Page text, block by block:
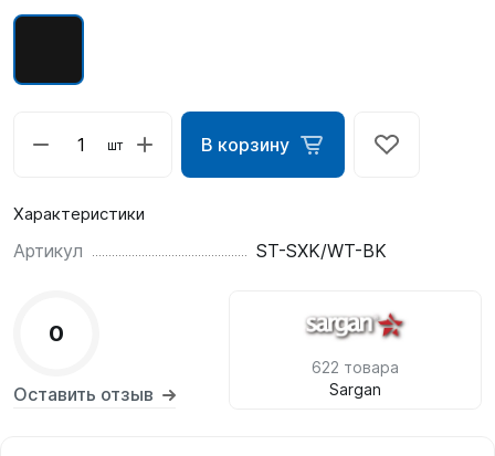
шт В корзину
Характеристики
Артикул ST-SXK/WT-BK
0
Оставить отзыв
622 товара
Sargan